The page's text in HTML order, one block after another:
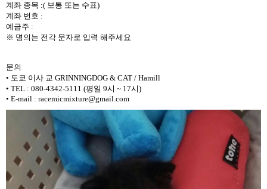
계좌 종목 :( 보통 또는 수표)
계좌 번호 :
예금주 :
※ 명의는 전각 문자로 입력 해주세요
문의
• 도쿄 이사 교 GRINNINGDOG & CAT / Hamill
• TEL : 080-4342-5111 (평일 9시 ~ 17시)
• E-mail : racemicmixture@gmail.com